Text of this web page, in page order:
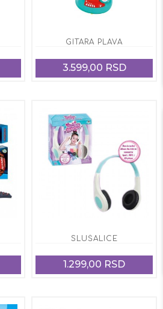
GITARA PLAVA
3.599,00 RSD
SLUŠALICE
1.299,00 RSD